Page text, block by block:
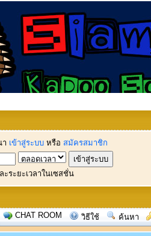
เข้าสู่ระบบ หรือ สมัครสมาชิก
ระยะเวลาในเซสชั่น
CHAT ROOM วิธีใช้ ค้นหา